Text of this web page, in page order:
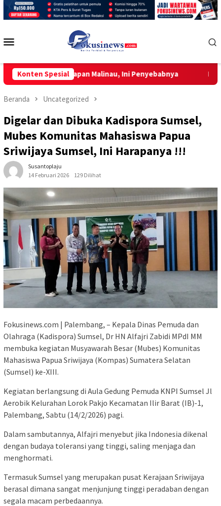
Loncat
Konten Spesial
Kesiapan Malinau, Ini Penyebabnya Bangun Guru
Beranda Uncategorized
Digelar dan Dibuka Kadispora Sumsel,
Mubes Komunitas Mahasiswa Papua
Sriwijaya Sumsel, Ini Harapanya !!!
Susantoplaju
14 Februari 2026
129 Dilihat
Fokusinews.com | Palembang, – Kepala Dinas Pemuda dan
Olahraga (Kadispora) Sumsel, Dr HN Alfajri Zabidi MPdI MM
membuka kegiatan Musyawarah Besar (Mubes) Komunitas
Mahasiswa Papua Sriwijaya (Kompas) Sumatera Selatan
(Sumsel) ke-XIII.
Kegiatan berlangsung di Aula Gedung Pemuda KNPI Sumsel Jl
Aerobik Kelurahan Lorok Pakjo Kecamatan Ilir Barat (IB)-1,
Palembang, Sabtu (14/2/2026) pagi.
Dalam sambutannya, Alfajri menyebut jika Indonesia dikenal
dengan budaya toleransi yang tinggi, saling menjaga dan
menghormati.
Termasuk Sumsel yang merupakan pusat Kerajaan Sriwijaya
berasal dimana sangat menjunjung tinggi peradaban dengan
segala macam perbedaannya.